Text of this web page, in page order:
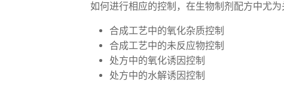
如何进行相应的控制，在生物制剂配方中尤为
合成工艺中的氧化杂质控制
合成工艺中的未反应物控制
处方中的氧化诱因控制
处方中的水解诱因控制